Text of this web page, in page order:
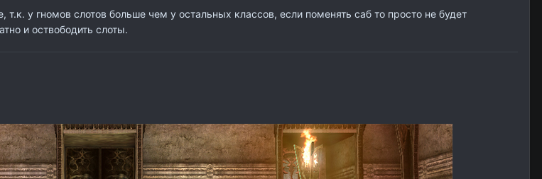
у гномов слотов больше чем у остальных классов, если поменять саб то просто не будет
и оствободить слоты.